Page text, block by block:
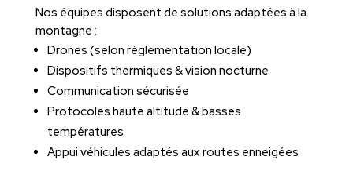
Nos équipes disposent de solutions adaptées à la
montagne :
Drones (selon réglementation locale)
Dispositifs thermiques & vision nocturne
Communication sécurisée
Protocoles haute altitude & basses
températures
Appui véhicules adaptés aux routes enneigées